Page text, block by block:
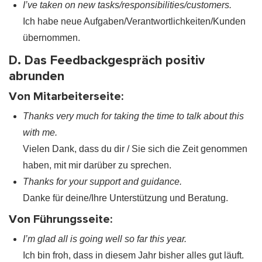
I’ve taken on new tasks/responsibilities/customers.
Ich habe neue Aufgaben/Verantwortlichkeiten/Kunden
übernommen.
D. Das Feedbackgespräch positiv
abrunden
Von Mitarbeiterseite:
Thanks very much for taking the time to talk about this
with me.
Vielen Dank, dass du dir / Sie sich die Zeit genommen
haben, mit mir darüber zu sprechen.
Thanks for your support and guidance.
Danke für deine/Ihre Unterstützung und Beratung.
Von Führungsseite:
I’m glad all is going well so far this year.
Ich bin froh, dass in diesem Jahr bisher alles gut läuft.